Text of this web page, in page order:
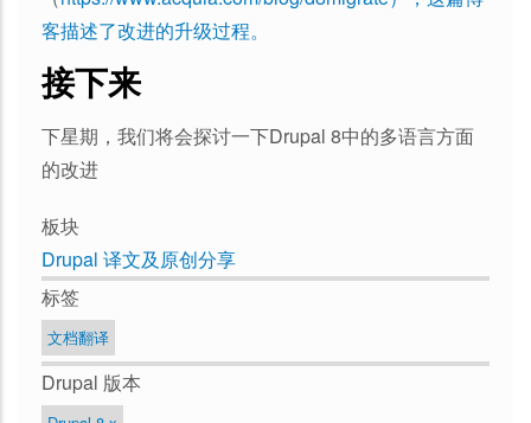
客描述了改进的升级过程。
接下来
下星期，我们将会探讨一下Drupal 8中的多语言方面
的改进
板块
Drupal 译文及原创分享
标签
文档翻译
Drupal 版本